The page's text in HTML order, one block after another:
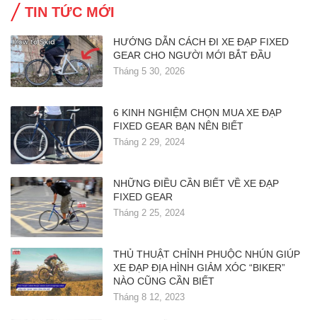
TIN TỨC MỚI
HƯỚNG DẪN CÁCH ĐI XE ĐẠP FIXED
GEAR CHO NGƯỜI MỚI BẮT ĐẦU
Tháng 5 30, 2026
6 KINH NGHIỆM CHỌN MUA XE ĐẠP
FIXED GEAR BẠN NÊN BIẾT
Tháng 2 29, 2024
NHỮNG ĐIỀU CẦN BIẾT VỀ XE ĐẠP
FIXED GEAR
Tháng 2 25, 2024
THỦ THUẬT CHỈNH PHUỘC NHÚN GIÚP
XE ĐẠP ĐỊA HÌNH GIẢM XÓC “BIKER”
NÀO CŨNG CẦN BIẾT
Tháng 8 12, 2023